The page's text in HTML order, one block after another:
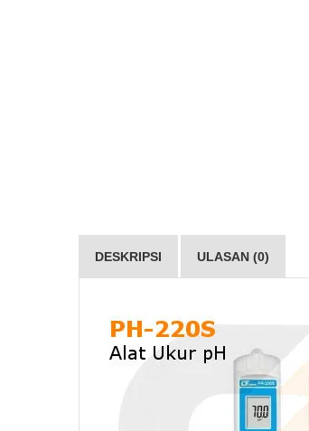
DESKRIPSI ULASAN (0)